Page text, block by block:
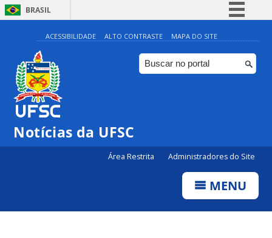
BRASIL
Simplifique!
Comunica BR
Participe
ACESSIBILIDADE ALTO CONTRASTE MAPA DO SITE
Notícias da UFSC
Área Restrita Administradores do Site
MENU